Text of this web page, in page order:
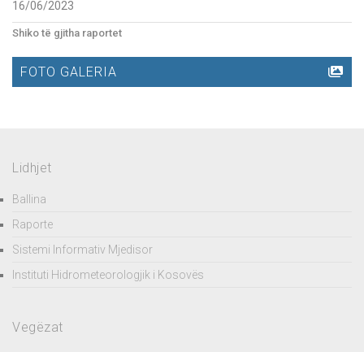
16/06/2023
Shiko të gjitha raportet
FOTO GALERIA
Lidhjet
Ballina
Raporte
Sistemi Informativ Mjedisor
Instituti Hidrometeorologjik i Kosovës
Vegëzat